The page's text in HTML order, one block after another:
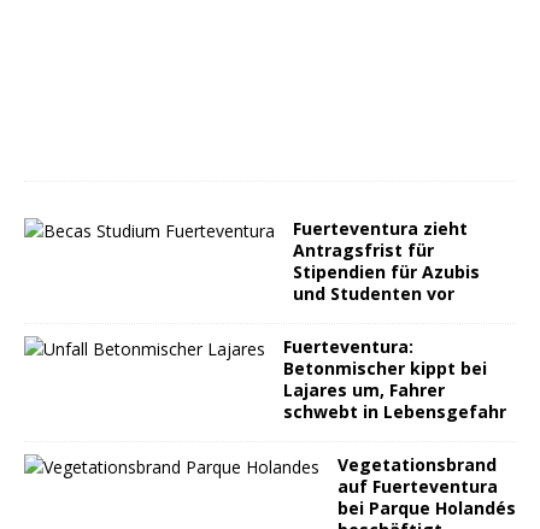
Fuerteventura zieht
Antragsfrist für
Stipendien für Azubis
und Studenten vor
Fuerteventura:
Betonmischer kippt bei
Lajares um, Fahrer
schwebt in Lebensgefahr
Vegetationsbrand
auf Fuerteventura
bei Parque Holandés